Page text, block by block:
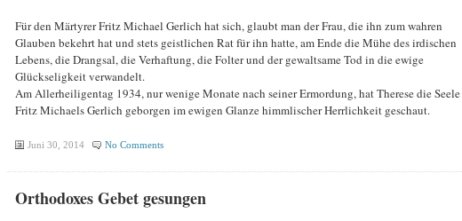
Für den Märtyrer Fritz Michael Gerlich hat sich, glaubt man der Frau, die ihn zum wahren
Glauben bekehrt hat und stets geistlichen Rat für ihn hatte, am Ende die Mühe des irdischen
Lebens, die Drangsal, die Verhaftung, die Folter und der gewaltsame Tod in die ewige
Glückseligkeit verwandelt.
Am Allerheiligentag 1934, nur wenige Monate nach seiner Ermordung, hat Therese die Seele
Fritz Michaels Gerlich geborgen im ewigen Glanze himmlischer Herrlichkeit geschaut.
Juni 30, 2014 No Comments
Orthodoxes Gebet gesungen